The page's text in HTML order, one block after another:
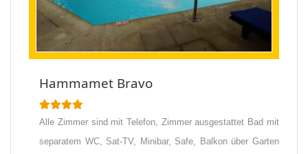
Hammamet Bravo
Alle Zimmer sind mit Telefon, Zimmer ausgestattet Bad mit
separatem WC, Sat-TV, Minibar, Safe, Balkon über Garten